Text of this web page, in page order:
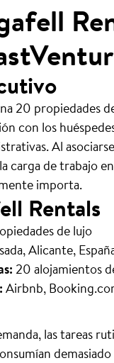
20 propiedades
con los
Al
carga de trabajo
importa.
Rentals
de lujo
Alicante,
20 alojamientos
Airbnb,
las tareas